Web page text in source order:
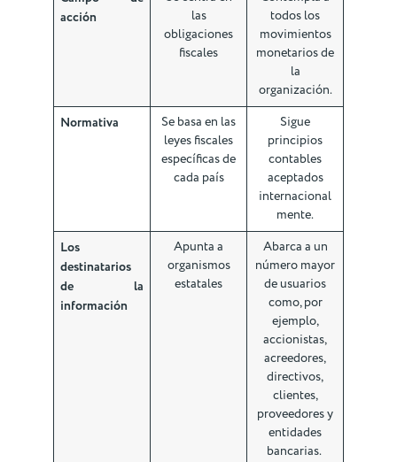
acción
las
obligaciones
fiscales
todos los
movimientos
monetarios de
la
organización.
Normativa
Se basa en las
leyes fiscales
específicas de
cada país
Sigue
principios
contables
aceptados
internacional
mente.
Los
destinatarios
de la
información
Apunta a
organismos
estatales
Abarca a un
número mayor
de usuarios
como, por
ejemplo,
accionistas,
acreedores,
directivos,
clientes,
proveedores y
entidades
bancarias.